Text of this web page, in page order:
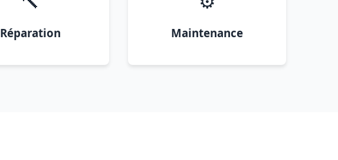
Réparation Maintenance